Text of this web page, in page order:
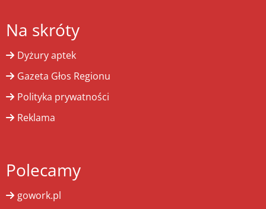
Na skróty
Dyżury aptek
Gazeta Głos Regionu
Polityka prywatności
Reklama
Polecamy
gowork.pl